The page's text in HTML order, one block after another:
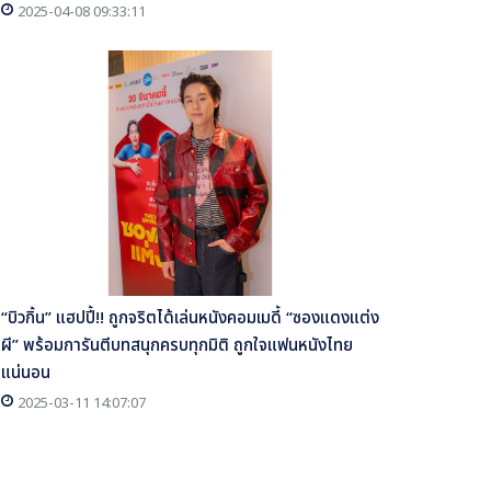
2025-04-08 09:33:11
“บิวกิ้น” แฮปปี้!! ถูกจริตได้เล่นหนังคอมเมดี้ “ซองแดงแต่ง
ผี” พร้อมการันตีบทสนุกครบทุกมิติ ถูกใจแฟนหนังไทย
แน่นอน
2025-03-11 14:07:07